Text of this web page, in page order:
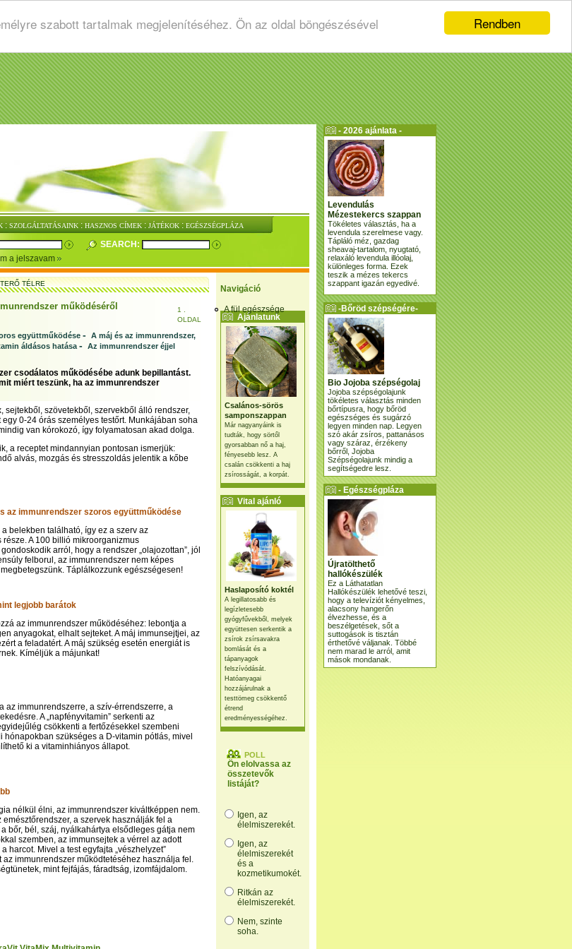
Rendben
szabott tartalmak megjelenítéséhez. Ön az oldal böngészésével
: SZOLGÁLTATÁSAINK : HASZNOS CÍMEK : JÁTÉKOK : EGÉSZSÉGPLÁZA
SEARCH:
a jelszavam
Navigáció
A fül egészsége
Ajánlatunk
Csalános-sörös
samponszappan
Már nagyanyáink is
tudták, hogy sörtől
gyorsabban nő a haj,
fényesebb lesz. A
csalán csökkenti a haj
zsírosságát, a korpát.
Vital ajánló
Haslaposító koktél
A legillatosabb és
legízletesebb
gyógyfűvekből, melyek
együttesen serkentik a
zsírok zsírsavakra
bomlását és a
tápanyagok
felszívódását.
Hatóanyagai
hozzájárulnak a
testtömeg csökkentő
étrend
eredményességéhez.
POLL
Ön elolvassa az
összetevők
listáját?
Igen, az
élelmiszerekét.
Igen, az
élelmiszerekét
és a
kozmetikumokét.
Ritkán az
élelmiszerekét.
Nem, szinte
soha.
TÉLRE
működéséről
1 .
OLDAL
együttműködése - A máj és az immunrendszer,
áldásos hatása - Az immunrendszer éjjel
csodálatos működésébe adunk bepillantást.
miért teszünk, ha az immunrendszer
sejtekből, szövetekből, szervekből álló rendszer,
0-24 órás személyes testőrt. Munkájában soha
van kórokozó, így folyamatosan akad dolga.
a receptet mindannyian pontosan ismerjük:
alvás, mozgás és stresszoldás jelentik a kőbe
az immunrendszer szoros együttműködése
belekben található, így ez a szerv az
A 100 billió mikroorganizmus
arról, hogy a rendszer „olajozottan”, jól
felborul, az immunrendszer nem képes
Táplálkozzunk egészségesen!
legjobb barátok
az immunrendszer működéséhez: lebontja a
anyagokat, elhalt sejteket. A máj immunsejtjei, az
a feladatért. A máj szükség esetén energiát is
Kíméljük a májunkat!
az immunrendszerre, a szív-érrendszerre, a
A „napfényvitamin” serkenti az
csökkenti a fertőzésekkel szembeni
hónapokban szükséges a D-vitamin pótlás, mivel
ki a vitaminhiányos állapot.
nélkül élni, az immunrendszer kiváltképpen nem.
emésztőrendszer, a szervek használják fel a
bőr, bél, száj, nyálkahártya elsődleges gátja nem
szemben, az immunsejtek a vérrel az adott
harcot. Mivel a test egyfajta „vészhelyzet”
immunrendszer működtetéséhez használja fel.
mint fejfájás, fáradtság, izomfájdalom.
- 2026 ajánlata -
Levendulás
Mézestekercs szappan
Tökéletes választás, ha a
levendula szerelmese vagy.
Tápláló méz, gazdag
sheavaj-tartalom, nyugtató,
relaxáló levendula illóolaj,
különleges forma. Ezek
teszik a mézes tekercs
szappant igazán egyedivé.
-Bőröd szépségére-
Bio Jojoba szépségolaj
Jojoba szépségolajunk
tökéletes választás minden
bőrtípusra, hogy bőröd
egészséges és sugárzó
legyen minden nap. Legyen
szó akár zsíros, pattanásos
vagy száraz, érzékeny
bőrről, Jojoba
Szépségolajunk mindig a
segítségedre lesz.
- Egészségpláza
ajánlatunk -
Újratölthető
hallókészülék
Ez a Láthatatlan
Hallókészülék lehetővé teszi,
hogy a televíziót kényelmes,
alacsony hangerőn
élvezhesse, és a
beszélgetések, sőt a
suttogások is tisztán
érthetővé váljanak. Többé
nem marad le arról, amit
mások mondanak.